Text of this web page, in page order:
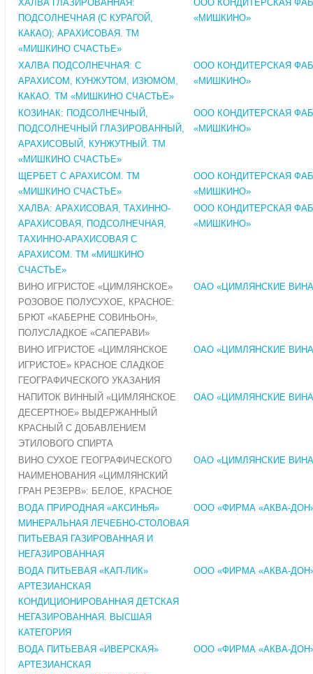
ХАЛВА ГЛАЗИРОВАННАЯ:
ПОДСОЛНЕЧНАЯ (С КУРАГОЙ,
КАКАО); АРАХИСОВАЯ. ТМ
«МИШКИНО СЧАСТЬЕ»
ООО КОНДИТЕРСКАЯ
«МИШКИНО»
ХАЛВА ПОДСОЛНЕЧНАЯ: С
АРАХИСОМ, КУНЖУТОМ, ИЗЮМОМ,
КАКАО. ТМ «МИШКИНО СЧАСТЬЕ»
ООО КОНДИТЕРСКАЯ
«МИШКИНО»
КОЗИНАК: ПОДСОЛНЕЧНЫЙ,
ПОДСОЛНЕЧНЫЙ ГЛАЗИРОВАННЫЙ,
АРАХИСОВЫЙ, КУНЖУТНЫЙ. ТМ
«МИШКИНО СЧАСТЬЕ»
ООО КОНДИТЕРСКАЯ
«МИШКИНО»
ЩЕРБЕТ С АРАХИСОМ. ТМ
«МИШКИНО СЧАСТЬЕ»
ООО КОНДИТЕРСКАЯ
«МИШКИНО»
ХАЛВА: АРАХИСОВАЯ, ТАХИННО-
АРАХИСОВАЯ, ПОДСОЛНЕЧНАЯ,
ТАХИННО-АРАХИСОВАЯ С
АРАХИСОМ. ТМ «МИШКИНО
СЧАСТЬЕ»
ООО КОНДИТЕРСКАЯ
«МИШКИНО»
ВИНО ИГРИСТОЕ «ЦИМЛЯНСКОЕ»
РОЗОВОЕ ПОЛУСУХОЕ, КРАСНОЕ:
БРЮТ «КАБЕРНЕ СОВИНЬОН»,
ПОЛУСЛАДКОЕ «САПЕРАВИ»
ОАО «ЦИМЛЯНСКИЕ
ВИНО ИГРИСТОЕ «ЦИМЛЯНСКОЕ
ИГРИСТОЕ» КРАСНОЕ СЛАДКОЕ
ГЕОГРАФИЧЕСКОГО УКАЗАНИЯ
ОАО «ЦИМЛЯНСКИЕ
НАПИТОК ВИННЫЙ «ЦИМЛЯНСКОЕ
ДЕСЕРТНОЕ» ВЫДЕРЖАННЫЙ
КРАСНЫЙ С ДОБАВЛЕНИЕМ
ЭТИЛОВОГО СПИРТА
ОАО «ЦИМЛЯНСКИЕ
ВИНО СУХОЕ ГЕОГРАФИЧЕСКОГО
НАИМЕНОВАНИЯ «ЦИМЛЯНСКИЙ
ГРАН РЕЗЕРВ»: БЕЛОЕ, КРАСНОЕ
ОАО «ЦИМЛЯНСКИЕ
ВОДА ПРИРОДНАЯ «АКСИНЬЯ»
МИНЕРАЛЬНАЯ ЛЕЧЕБНО-СТОЛОВАЯ
ПИТЬЕВАЯ ГАЗИРОВАННАЯ И
НЕГАЗИРОВАННАЯ
ООО «ФИРМА «АКВА-
ВОДА ПИТЬЕВАЯ «КАП-ЛИК»
АРТЕЗИАНСКАЯ
КОНДИЦИОНИРОВАННАЯ ДЕТСКАЯ
НЕГАЗИРОВАННАЯ. ВЫСШАЯ
КАТЕГОРИЯ
ООО «ФИРМА «АКВА-
ВОДА ПИТЬЕВАЯ «ИВЕРСКАЯ»
АРТЕЗИАНСКАЯ
ООО «ФИРМА «АКВА-